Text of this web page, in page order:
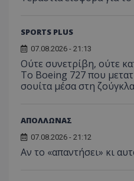
SPORTS PLUS
07.08.2026 - 21:13
Ούτε συνετρίβη, ούτε
Το Boeing 727 που
σουίτα μέσα στη ζούγκλα
ΑΠΟΛΛΩΝΑΣ
07.08.2026 - 21:12
Αν το «απαντήσει» κι